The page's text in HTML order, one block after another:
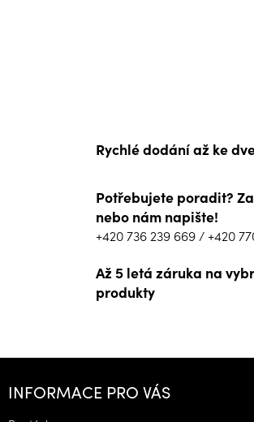
Rychlé dodání až ke
Potřebujete poradit?
nebo nám napište!
+420 736 239 669/ +420
Až 5 letá záruka na
produkty
Z
INFORMACE PRO VÁS